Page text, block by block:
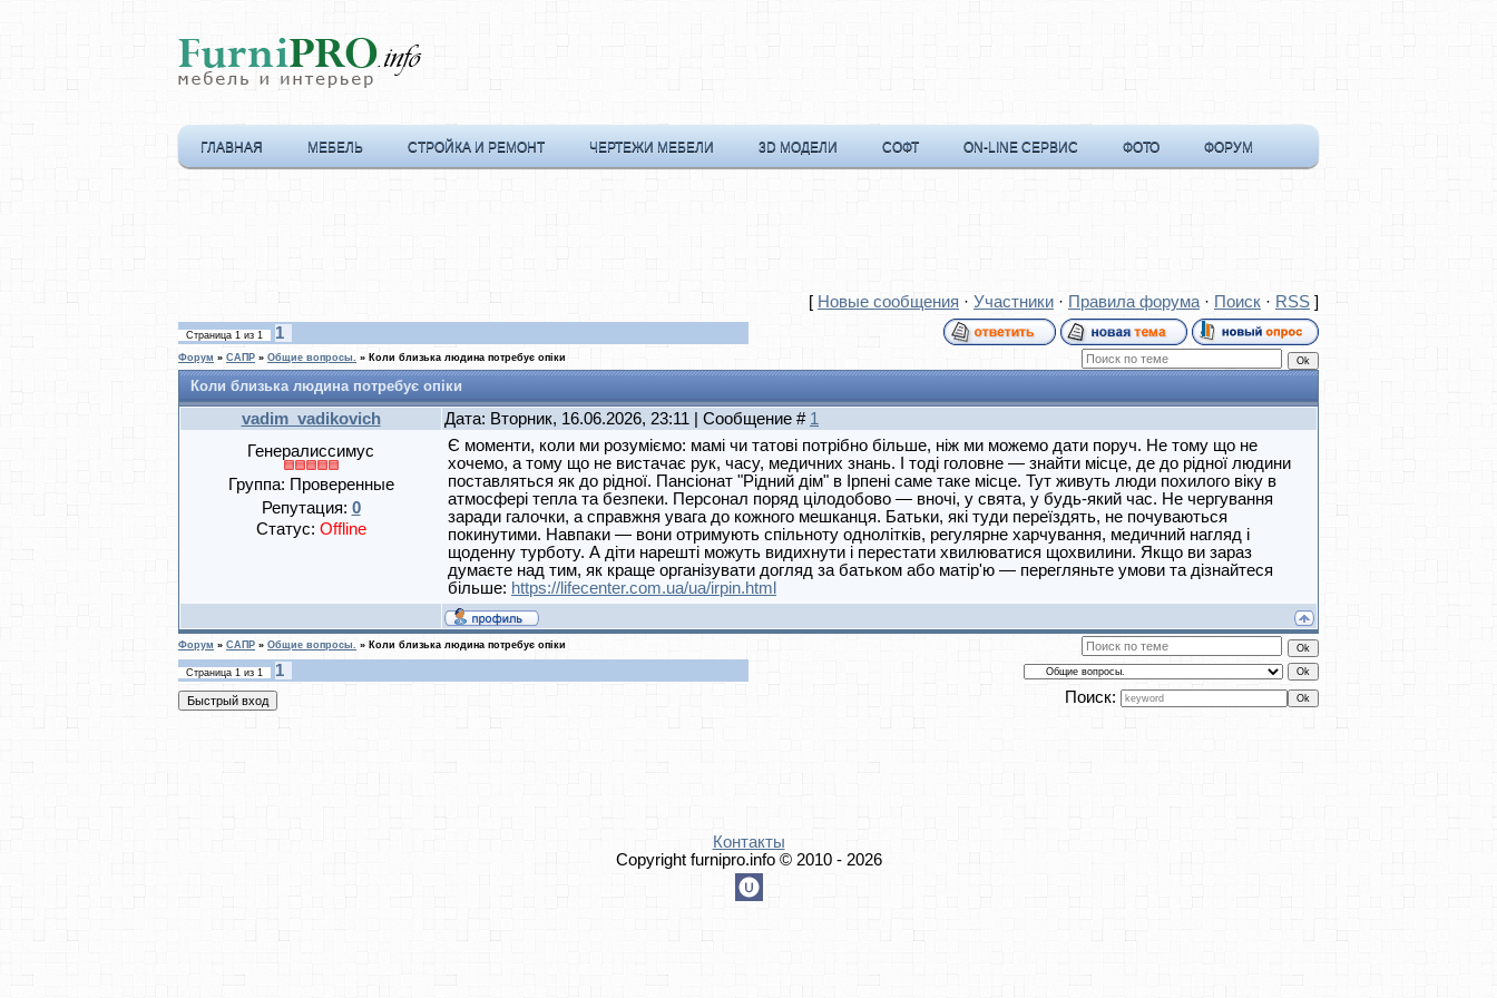
ГЛАВНАЯ МЕБЕЛЬ СТРОЙКА И РЕМОНТ ЧЕРТЕЖИ МЕБЕЛИ 3D МОДЕЛИ СОФТ ON-LINE СЕРВИС ФОТО ФОРУМ
[ Новые сообщения · Участники · Правила форума · Поиск · RSS]
Страница 1 из 1 1
Форум » САПР » Общие вопросы. » Коли близька людина потребує опіки
Коли близька людина потребує опіки
vadim_vadikovich Дата: Вторник, 16.06.2026, 23:11 | Сообщение # 1
Генералиссимус
Группа: Проверенные
Репутация: 0
Статус: Offline
Є моменти, коли ми розуміємо: мамі чи татові потрібно більше, ніж ми можемо дати поруч. Не тому що не
хочемо, а тому що не вистачає рук, часу, медичних знань. І тоді головне — знайти місце, де до рідної людини
поставляться як до рідної. Пансіонат "Рідний дім" в Ірпені саме таке місце. Тут живуть люди похилого віку в
атмосфері тепла та безпеки. Персонал поряд цілодобово — вночі, у свята, у будь-який час. Не чергування
заради галочки, а справжня увага до кожного мешканця. Батьки, які туди переїздять, не почуваються
покинутими. Навпаки — вони отримують спільноту однолітків, регулярне харчування, медичний нагляд і
щоденну турботу. А діти нарешті можуть видихнути і перестати хвилюватися щохвилини. Якщо ви зараз
думаєте над тим, як краще організувати догляд за батьком або матір'ю — перегляньте умови та дізнайтеся
більше: https://lifecenter.com.ua/ua/irpin.html
Форум » САПР » Общие вопросы. » Коли близька людина потребує опіки
Страница 1 из 1
1
Поиск:
Контакты
Copyright furnipro.info © 2010 - 2026